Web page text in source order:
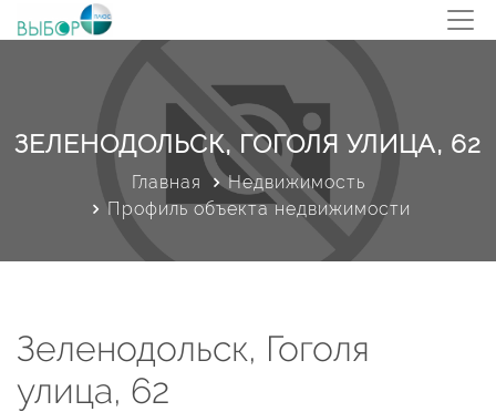
ЗЕЛЕНОДОЛЬСК, ГОГОЛЯ УЛИЦА, 62
Главная
Недвижимость
Профиль объекта недвижимости
Зеленодольск, Гоголя
улица, 62